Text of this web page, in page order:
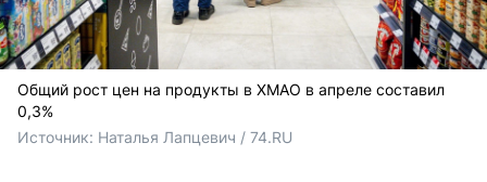
Общий рост цен на продукты в ХМАО в апреле составил
0,3%
Источник: Наталья Лапцевич / 74.RU